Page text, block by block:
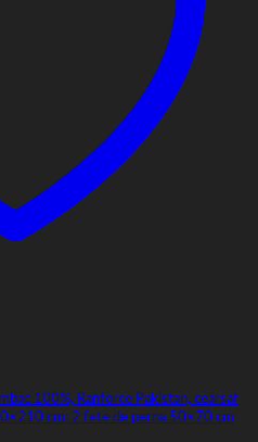
100%, Ranforce Pakistan, cearsaf
cm; 2 fete de perna 50×70 cm